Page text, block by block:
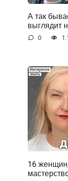
А так
выглядит
0
16